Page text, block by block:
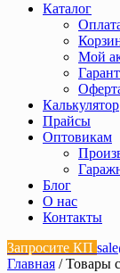
Каталог
Мой
Калькулятор
Прайсы
Оптовикам
Блог
О нас
Контакты
Запросите КП
Главная / Товары